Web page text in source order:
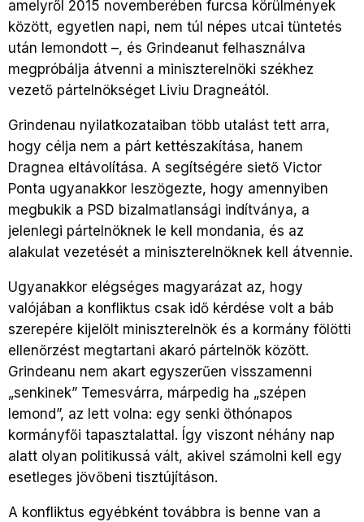
amelyről 2015 novemberében furcsa körülmények
között, egyetlen napi, nem túl népes utcai tüntetés
után lemondott –, és Grindeanut felhasználva
megpróbálja átvenni a miniszterelnöki székhez
vezető pártelnökséget Liviu Dragneától.
Grindenau nyilatkozataiban több utalást tett arra,
hogy célja nem a párt kettészakítása, hanem
Dragnea eltávolítása. A segítségére siető Victor
Ponta ugyanakkor leszögezte, hogy amennyiben
megbukik a PSD bizalmatlansági indítványa, a
jelenlegi pártelnöknek le kell mondania, és az
alakulat vezetését a miniszterelnöknek kell átvennie.
Ugyanakkor elégséges magyarázat az, hogy
valójában a konfliktus csak idő kérdése volt a báb
szerepére kijelölt miniszterelnök és a kormány fölötti
ellenőrzést megtartani akaró pártelnök között.
Grindeanu nem akart egyszerűen visszamenni
„senkinek” Temesvárra, márpedig ha „szépen
lemond”, az lett volna: egy senki öthónapos
kormányfői tapasztalattal. Így viszont néhány nap
alatt olyan politikussá vált, akivel számolni kell egy
esetleges jövőbeni tisztújításon.
A konfliktus egyébként továbbra is benne van a